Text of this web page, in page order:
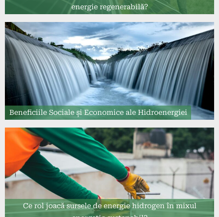
energie regenerabilă?
Beneficiile Sociale și Economice ale Hidroenergiei
Ce rol joacă sursele de energie hidrogen în mixul